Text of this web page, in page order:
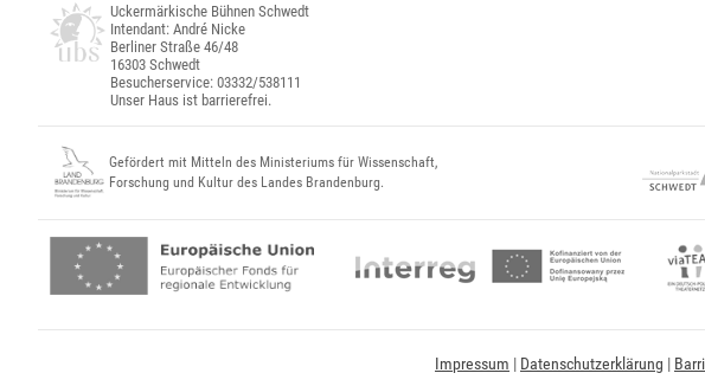
Uckermärkische Bühnen Schwedt
Intendant: André Nicke
Berliner Straße 46/48
16303 Schwedt
Besucherservice: 03332/538111
Unser Haus ist barrierefrei.
Gefördert mit Mitteln des Ministeriums für Wissenschaft,
Forschung und Kultur des Landes Brandenburg.
Impressum | Datenschutzerklärung |